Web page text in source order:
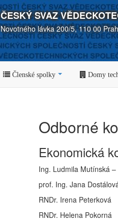
ČESKÝ SVAZ
Novotného lávka 200/5, 110 00
Členské spolky Domy
Odborné
Ekonomická
Ing. Ludmila Mutínská
prof. Ing. Jana
RNDr. Irena Peterková
RNDr. Helena Pokorná